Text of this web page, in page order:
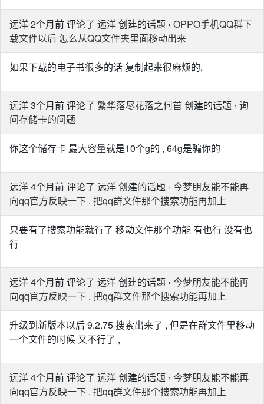
远洋2个月前 评论了 远洋创建的话题 › OPPO手机QQ群下
载文件以后 怎么从QQ文件夹里面移动出来
如果下载的电子书很多的话 复制起来很麻烦的,
远洋3个月前 评论了 繁华落尽花落之何首创建的话题 › 询
问存储卡的问题
你这个储存卡 最大容量就是10个g的 , 64g是骗你的
远洋4个月前 评论了 远洋创建的话题 › 今梦朋友能不能再
向qq官方反映一下 . 把qq群文件那个搜索功能再加上
只要有了搜索功能就行了 移动文件那个功能 有也行 没有也
行
远洋4个月前 评论了 远洋创建的话题 › 今梦朋友能不能再
向qq官方反映一下 . 把qq群文件那个搜索功能再加上
升级到新版本以后 9.2.75 搜索出来了 , 但是在群文件里移动
一个文件的时候 又不行了 ,
远洋4个月前 评论了 远洋创建的话题 › 今梦朋友能不能再
向qq官方反映一下 . 把qq群文件那个搜索功能再加上